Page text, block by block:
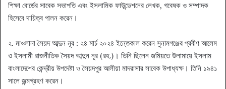
শিক্ষা বোর্ডের সাবেক সভাপতি এবং ইসলামিক ফাউন্ডেশনের লেখক, গবেষক ও সম্পাদক
হিসেবে দায়িত্ব পালন করেন।
২. মাওলানা সৈয়দ আব্দুন নূর : ২৪ মার্চ ২০২৪ ইন্তেকাল করেন সুনামগঞ্জের প্রবীণ আলেম
ও ইসলামী রাজনীতিক সৈয়দ আব্দুন নূর (রহ.)। তিনি ছিলেন জমিয়তে উলামায়ে ইসলাম
বাংলাদেশের কেন্দ্রীয় উপদেষ্টা ও সৈয়দপুর আলীয়া মাদরাসার সাবেক উপাধ্যক্ষ। তিনি ১৯৪১
সালে জন্মগ্রহণ করেন।